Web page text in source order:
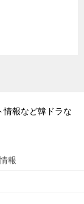
情報など韓ドラな
報